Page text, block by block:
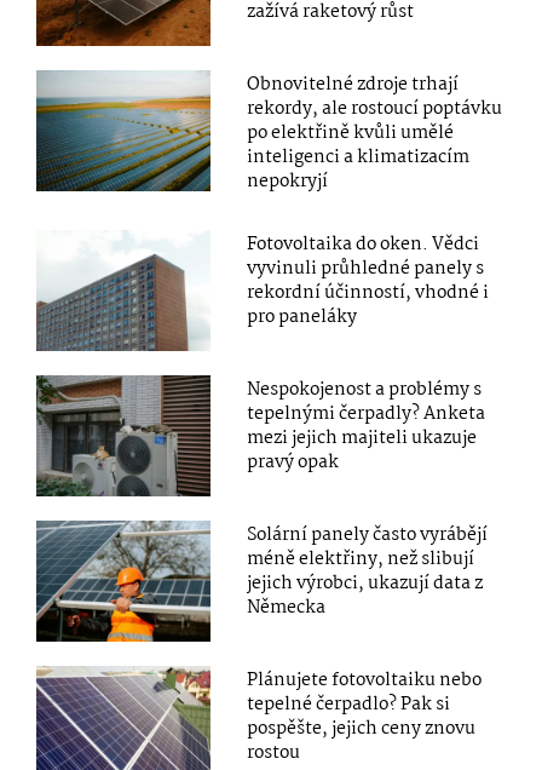
zažívá raketový růst
Obnovitelné zdroje trhají
rekordy, ale rostoucí poptávku
po elektřině kvůli umělé
inteligenci a klimatizacím
nepokryjí
Fotovoltaika do oken. Vědci
vyvinuli průhledné panely s
rekordní účinností, vhodné i
pro paneláky
Nespokojenost a problémy s
tepelnými čerpadly? Anketa
mezi jejich majiteli ukazuje
pravý opak
Solární panely často vyrábějí
méně elektřiny, než slibují
jejich výrobci, ukazují data z
Německa
Plánujete fotovoltaiku nebo
tepelné čerpadlo? Pak si
pospěšte, jejich ceny znovu
rostou